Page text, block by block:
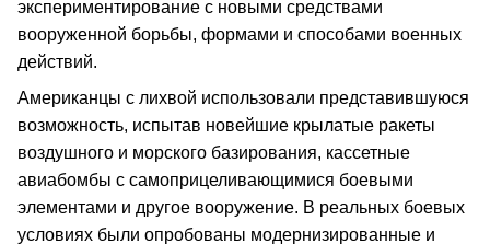
экспериментирование с новыми средствами
вооруженной борьбы, формами и способами военных
действий.
Американцы с лихвой использовали представившуюся
возможность, испытав новейшие крылатые ракеты
воздушного и морского базирования, кассетные
авиабомбы с самоприцеливающимися боевыми
элементами и другое вооружение. В реальных боевых
условиях были опробованы модернизированные и